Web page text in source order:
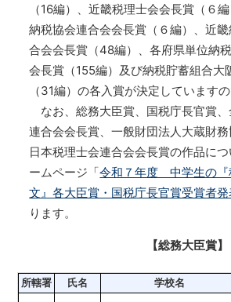
（16編）、近畿税理士会会長賞（６
納税協会連合会会長賞（６編）、近
合会会長賞（48編）、各府県単位納
会長賞（155編）及び納税貯蓄組合大
（31編）の各入賞が決定しています
なお、総務大臣賞、国税庁長官賞
連合会会長賞、一般財団法人大蔵財
日本税理士会連合会会長賞の作品に
ームページ「令和７年度 中学生の『
文』各大臣賞・国税庁長官賞受賞者
ります。
【総務大臣賞】
所轄署
氏名 学校名